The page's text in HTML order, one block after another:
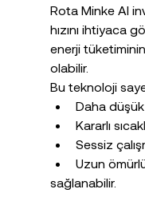
Rota Minke AI
hızını ihtiyaca
enerji tüketiminin
olabilir.
Bu teknoloji
Daha
Kararlı
Sessiz
Uzun
sağlanabilir.